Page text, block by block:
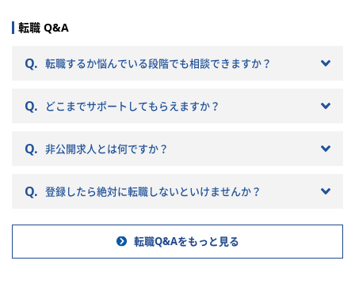
ャリアプランに応じて自分に合
った税理士法人を選ぶことが非
税理士法人を選ぶとこんな筈で
税理士法人の特徴や税理士法人
さい。
転職 Q&A
Q. 転職するか悩んでいる段階でも相談できますか？
Q. どこまでサポートしてもらえますか？
Q. 非公開求人とは何ですか？
Q. 登録したら絶対に転職しないといけませんか？
転職Q&Aをもっと見る